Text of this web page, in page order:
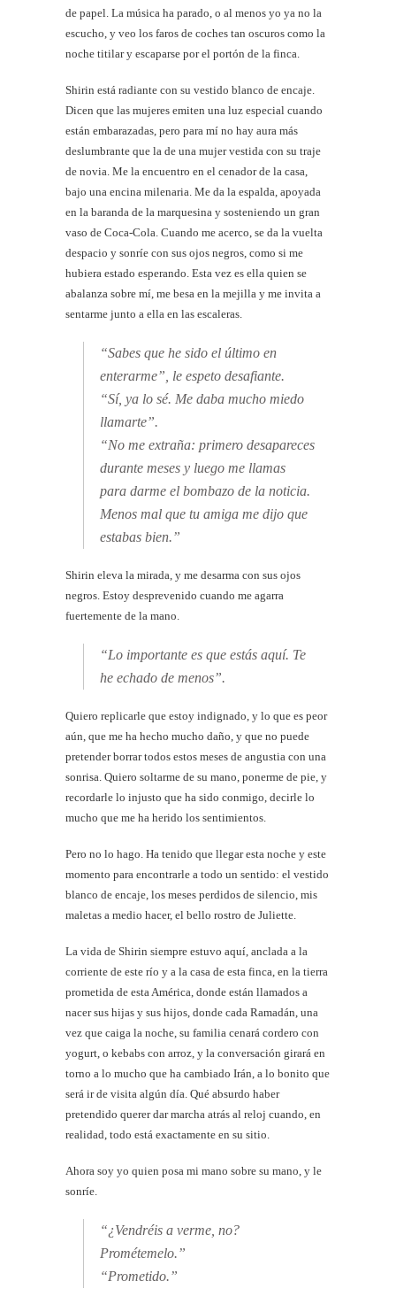
de papel. La música ha parado, o al menos yo ya no la
escucho, y veo los faros de coches tan oscuros como la
noche titilar y escaparse por el portón de la finca.
Shirin está radiante con su vestido blanco de encaje.
Dicen que las mujeres emiten una luz especial cuando
están embarazadas, pero para mí no hay aura más
deslumbrante que la de una mujer vestida con su traje
de novia. Me la encuentro en el cenador de la casa,
bajo una encina milenaria. Me da la espalda, apoyada
en la baranda de la marquesina y sosteniendo un gran
vaso de Coca-Cola. Cuando me acerco, se da la vuelta
despacio y sonríe con sus ojos negros, como si me
hubiera estado esperando. Esta vez es ella quien se
abalanza sobre mí, me besa en la mejilla y me invita a
sentarme junto a ella en las escaleras.
“Sabes que he sido el último en
enterarme”, le espeto desafiante.
“Sí, ya lo sé. Me daba mucho miedo
llamarte”.
“No me extraña: primero desapareces
durante meses y luego me llamas
para darme el bombazo de la noticia.
Menos mal que tu amiga me dijo que
estabas bien.”
Shirin eleva la mirada, y me desarma con sus ojos
negros. Estoy desprevenido cuando me agarra
fuertemente de la mano.
“Lo importante es que estás aquí. Te
he echado de menos”.
Quiero replicarle que estoy indignado, y lo que es peor
aún, que me ha hecho mucho daño, y que no puede
pretender borrar todos estos meses de angustia con una
sonrisa. Quiero soltarme de su mano, ponerme de pie, y
recordarle lo injusto que ha sido conmigo, decirle lo
mucho que me ha herido los sentimientos.
Pero no lo hago. Ha tenido que llegar esta noche y este
momento para encontrarle a todo un sentido: el vestido
blanco de encaje, los meses perdidos de silencio, mis
maletas a medio hacer, el bello rostro de Juliette.
La vida de Shirin siempre estuvo aquí, anclada a la
corriente de este río y a la casa de esta finca, en la tierra
prometida de esta América, donde están llamados a
nacer sus hijas y sus hijos, donde cada Ramadán, una
vez que caiga la noche, su familia cenará cordero con
yogurt, o kebabs con arroz, y la conversación girará en
torno a lo mucho que ha cambiado Irán, a lo bonito que
será ir de visita algún día. Qué absurdo haber
pretendido querer dar marcha atrás al reloj cuando, en
realidad, todo está exactamente en su sitio.
Ahora soy yo quien posa mi mano sobre su mano, y le
sonríe.
“¿Vendréis a verme, no?
Prométemelo.”
“Prometido.”